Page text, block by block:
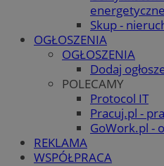
energetyczne
Skup -
OGŁOSZENIA
OGŁOSZENIA
Dodaj
POLECAMY
Protocol IT
Pracuj.pl -
GoWork.pl -
REKLAMA
WSPÓŁPRACA